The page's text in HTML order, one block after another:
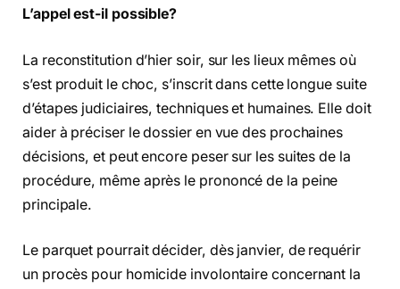
L’appel est-il possible?
La reconstitution d’hier soir, sur les lieux mêmes où
s’est produit le choc, s’inscrit dans cette longue suite
d’étapes judiciaires, techniques et humaines. Elle doit
aider à préciser le dossier en vue des prochaines
décisions, et peut encore peser sur les suites de la
procédure, même après le prononcé de la peine
principale.
Le parquet pourrait décider, dès janvier, de requérir
un procès pour homicide involontaire concernant la